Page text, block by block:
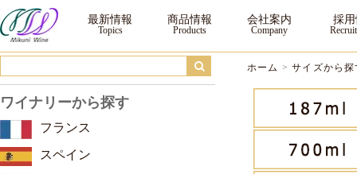
サイズから探す ｜三国ワイン
最新情報 商品情報 会社案内 採
ホーム >サイズから探
ワイナリーから探す
フランス
スペイン